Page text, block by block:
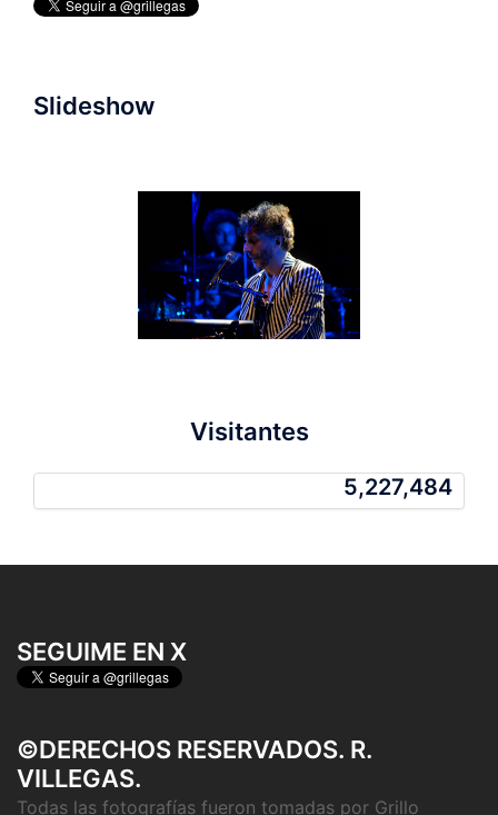
Slideshow
Visitantes
5,227,484
5,227,484
SEGUIME EN X
©DERECHOS RESERVADOS. R.
VILLEGAS.
Todas las fotografías fueron tomadas por Grillo